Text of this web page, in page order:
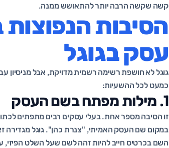
קשה שקשה הרבה יותר להתאושש ממנה.
הסיבות
עסק בגוגל
גוגל לא חושפת רשימה רשמית מדויקת, אבל מניסיון
כמעט לכל ההשעיות:
1. מילות מפתח בשם העסק
השם בכרטיס חייב להיות זהה לשם שעל השלט הפיזי,